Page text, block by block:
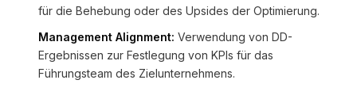
für die Behebung oder des Upsides der Optimierung.
Management Alignment: Verwendung von DD-
Ergebnissen zur Festlegung von KPIs für das
Führungsteam des Zielunternehmens.